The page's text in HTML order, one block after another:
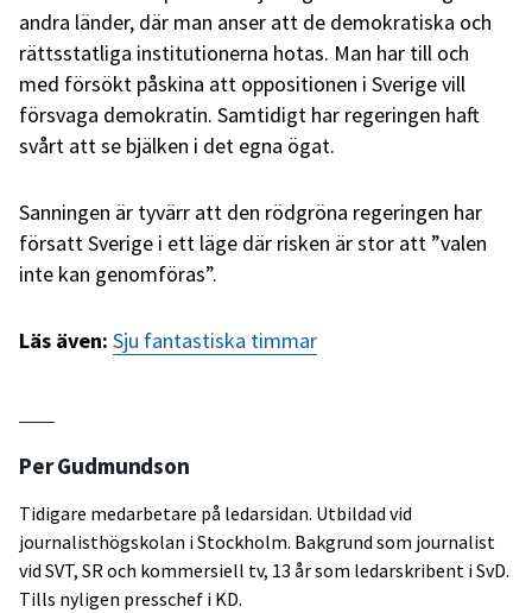
andra länder, där man anser att de demokratiska och
rättsstatliga institutionerna hotas. Man har till och
med försökt påskina att oppositionen i Sverige vill
försvaga demokratin. Samtidigt har regeringen haft
svårt att se bjälken i det egna ögat.
Sanningen är tyvärr att den rödgröna regeringen har
försatt Sverige i ett läge där risken är stor att ”valen
inte kan genomföras”.
Läs även: Sju fantastiska timmar
Per Gudmundson
Tidigare medarbetare på ledarsidan. Utbildad vid
journalisthögskolan i Stockholm. Bakgrund som journalist
vid SVT, SR och kommersiell tv, 13 år som ledarskribent i SvD.
Tills nyligen presschef i KD.